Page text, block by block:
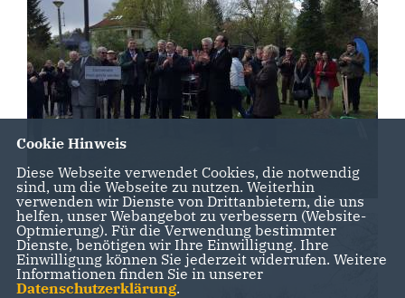
Cookie Hinweis
Diese Webseite verwendet Cookies, die notwendig
sind, um die Webseite zu nutzen. Weiterhin
verwenden wir Dienste von Drittanbietern, die uns
helfen, unser Webangebot zu verbessern (Website-
Optmierung). Für die Verwendung bestimmter
Dienste, benötigen wir Ihre Einwilligung. Ihre
Einwilligung können Sie jederzeit widerrufen. Weitere
Informationen finden Sie in unserer
Datenschutzerklärung.